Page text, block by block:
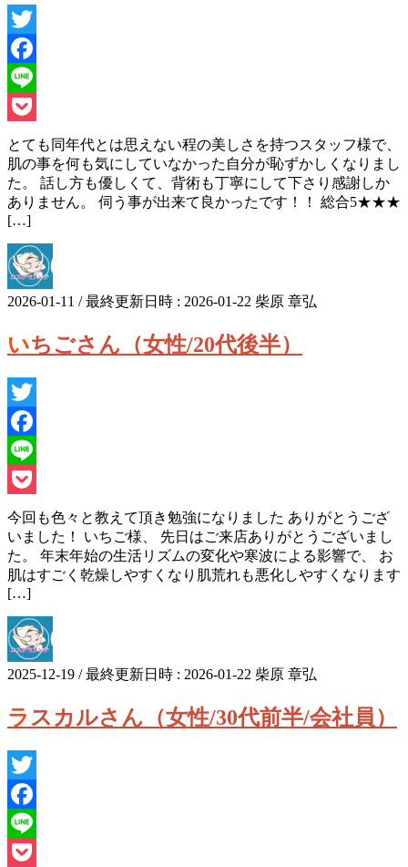
Twitter
Facebook
Line
Pocket
とても同年代とは思えない程の美しさを持つスタッフ様で、
肌の事を何も気にしていなかった自分が恥ずかしくなりまし
た。 話し方も優しくて、背術も丁寧にして下さり感謝しか
ありません。 伺う事が出来て良かったです！！ 総合5★★★
[…]
2026-01-11 / 最終更新日時 : 2026-01-22 柴原 章弘
いちごさん（女性/20代後半）
Twitter
Facebook
Line
Pocket
今回も色々と教えて頂き勉強になりました ありがとうござ
いました！ いちご様、 先日はご来店ありがとうございまし
た。 年末年始の生活リズムの変化や寒波による影響で、 お
肌はすごく乾燥しやすくなり肌荒れも悪化しやすくなります
[…]
2025-12-19 / 最終更新日時 : 2026-01-22 柴原 章弘
ラスカルさん（女性/30代前半/会社員）
Twitter
Facebook
Line